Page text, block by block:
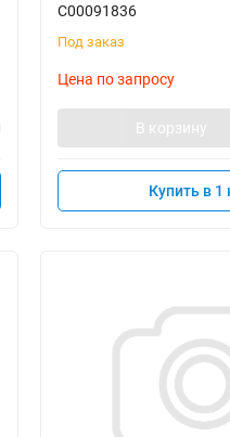
C00091836
Под заказ
Цена по запросу
В корзину
Купить в 1